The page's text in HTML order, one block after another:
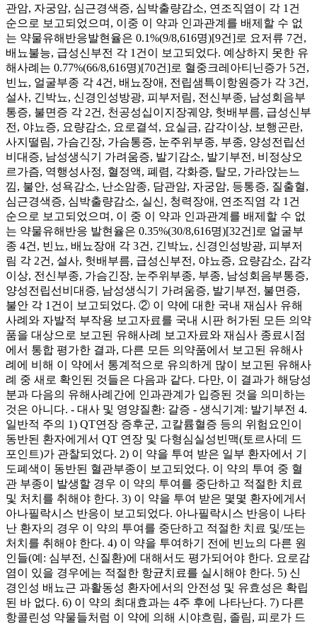
관암, 자궁암, 심근경색증, 심박출량감소, 연조직염이 각 1건
순으로 보고되었으며, 이중 이 약과 인과관계를 배제할 수 없
는 약물유해반응발현율은 0.1%(9/8,616명)[9건]로 요저류 7건,
배뇨불능, 급성신부전 각 1건이 보고되었다. 예상하지 못한 유
해사례는 0.77%(66/8,616명)[70건]로 혈중크레아티닌증가 5건,
빈뇨, 얼굴부종 각 4건, 배뇨장애, 전립샘특이항원증가 각 3건,
설사, 긴박뇨, 신경인성방광, 피부저림, 전신부종, 남성회음부
통증, 불면증 각 2건, 천공성십이지장궤양, 헛배부름, 급성신부
전, 야뇨증, 요량감소, 요로결석, 요실금, 감각이상, 보행곤란,
사지떨림, 가슴긴장, 가슴통증, 눈주위부종, 부종, 양성전립선
비대증, 남성생식기 가려움증, 발기감소, 발기부전, 비정상오
르가즘, 역행성사정, 혈정액, 폐렴, 각화증, 탈모, 가라앉는느
낌, 불안, 성욕감소, 난소암종, 담관암, 자궁암, 등통증, 질출혈,
심근경색증, 심박출량감소, 실신, 청력장애, 연조직염 각 1건
순으로 보고되었으며, 이 중 이 약과 인과관계를 배제할 수 없
는 약물유해반응 발현율은 0.35%(30/8,616명)[32건]로 얼굴부
종 4건, 빈뇨, 배뇨장애 각 3건, 긴박뇨, 신경인성방광, 피부저
림 각 2건, 설사, 헛배부름, 급성신부전, 야뇨증, 요량감소, 감각
이상, 전신부종, 가슴긴장, 눈주위부종, 부종, 남성회음부통증,
양성전립선비대증, 남성생식기 가려움증, 발기부전, 불면증,
불안 각 1건이 보고되었다. ② 이 약에 대한 국내 재심사 유해
사례와 자발적 부작용 보고자료를 국내 시판 허가된 모든 의약
품을 대상으로 보고된 유해사례 보고자료와 재심사 종료시점
에서 통합 평가한 결과, 다른 모든 의약품에서 보고된 유해사
례에 비해 이 약에서 통계적으로 유의하게 많이 보고된 유해사
례 중 새로 확인된 것들은 다음과 같다. 다만, 이 결과가 해당성
분과 다음의 유해사례간에 인과관계가 입증된 것을 의미하는
것은 아니다. - 대사 및 영양질환: 갈증 - 생식기계: 발기부전 4.
일반적 주의 1) QT연장 증후군, 고칼륨혈증 등의 위험요인이
동반된 환자에게서 QT 연장 및 다형심실성빈맥(토르사데 드
포인트)가 관찰되었다. 2) 이 약을 투여 받은 일부 환자에서 기
도폐색이 동반된 혈관부종이 보고되었다. 이 약의 투여 중 혈
관 부종이 발생할 경우 이 약의 투여를 중단하고 적절한 치료
및 처치를 취해야 한다. 3) 이 약을 투여 받은 몇몇 환자에게서
아나필락시스 반응이 보고되었다. 아나필락시스 반응이 나타
난 환자의 경우 이 약의 투여를 중단하고 적절한 치료 및/또는
처치를 취해야 한다. 4) 이 약을 투여하기 전에 빈뇨의 다른 원
인들(예: 심부전, 신질환)에 대해서도 평가되어야 한다. 요로감
염이 있을 경우에는 적절한 항균치료를 실시해야 한다. 5) 신
경인성 배뇨근 과활동성 환자에서의 안전성 및 유효성은 확립
된 바 없다. 6) 이 약의 최대효과는 4주 후에 나타난다. 7) 다른
항콜린성 약물들처럼 이 약에 의해 시야흐림, 졸림, 피로가 드